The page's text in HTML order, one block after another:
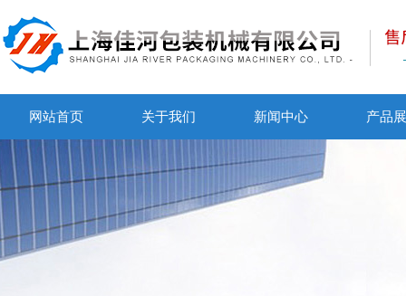
网站首页 关于我们 新闻中心 产品